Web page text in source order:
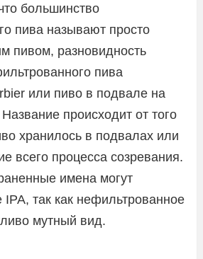
большинство
пива называют просто
пивом, разновидность
пива
или пиво в подвале на
происходит от того
хранилось в подвалах или
всего процесса созревания.
имена могут
так как нефильтрованное
мутный вид.